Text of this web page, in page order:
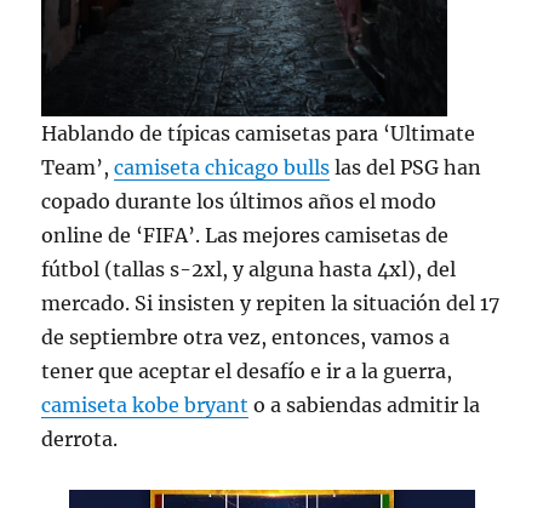
Hablando de típicas camisetas para ‘Ultimate
Team’,camiseta chicago bulls las del PSG han
copado durante los últimos años el modo
online de ‘FIFA’. Las mejores camisetas de
fútbol (tallas s-2xl, y alguna hasta 4xl), del
mercado. Si insisten y repiten la situación del 17
de septiembre otra vez, entonces, vamos a
tener que aceptar el desafío e ir a la guerra,
camiseta kobe bryant o a sabiendas admitir la
derrota.